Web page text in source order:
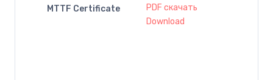
MTTF Certificate
PDF скачать
Download